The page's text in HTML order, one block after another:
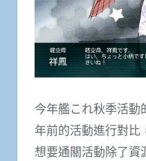
今年艦これ秋季活動
年前的活動進行對比
想要通關活動除了資